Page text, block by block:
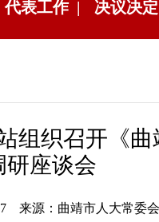
代表工作 | 决议决
组织召开《
研座谈会
来源：曲靖市人大常委